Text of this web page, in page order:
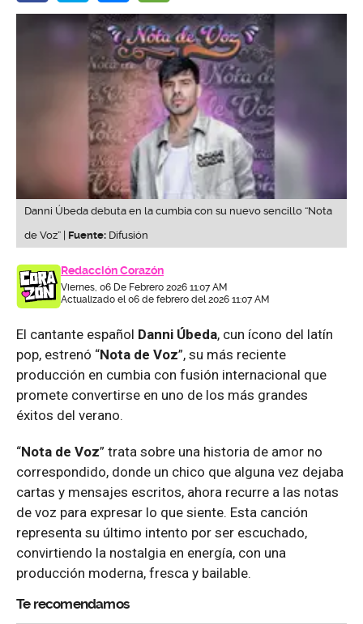
Danni Úbeda debuta en la cumbia con su nuevo sencillo “Nota
de Voz” | Fuente: Difusión
Redacción Corazón
Viernes, 06 De Febrero 2026 11:07 AM
Actualizado el 06 de febrero del 2026 11:07 AM
El cantante español Danni Úbeda, cun ícono del latín
pop, estrenó “Nota de Voz”, su más reciente
producción en cumbia con fusión internacional que
promete convertirse en uno de los más grandes
éxitos del verano.
“Nota de Voz” trata sobre una historia de amor no
correspondido, donde un chico que alguna vez dejaba
cartas y mensajes escritos, ahora recurre a las notas
de voz para expresar lo que siente. Esta canción
representa su último intento por ser escuchado,
convirtiendo la nostalgia en energía, con una
producción moderna, fresca y bailable.
Te recomendamos